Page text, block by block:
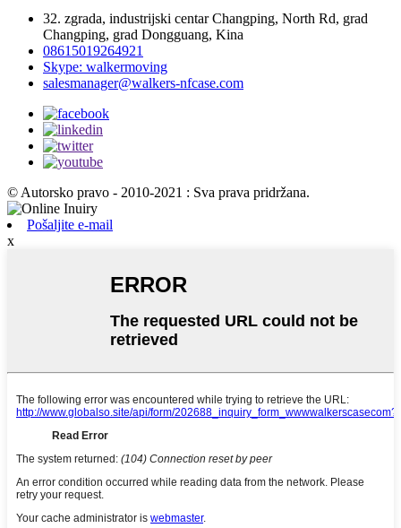
32. zgrada, industrijski centar Changping, North Rd, grad
Changping, grad Dongguang, Kina
08615019264921
Skype: walkermoving
salesmanager@walkers-nfcase.com
© Autorsko pravo - 2010-2021 : Sva prava pridržana.
Pošaljite e-mail
x